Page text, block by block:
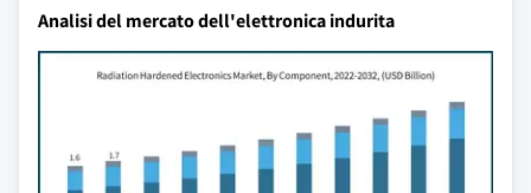
Analisi del mercato dell'elettronica indurita